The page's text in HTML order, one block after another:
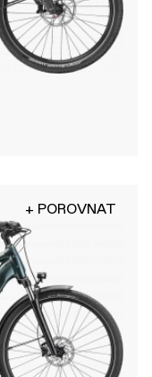
+ POROVNAT